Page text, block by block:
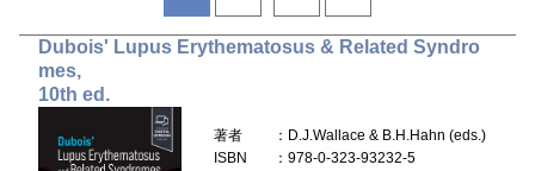
Dubois' Lupus Erythematosus & Related Syndro
mes,
10th ed.
著者
：D.J.Wallace & B.H.Hahn (eds.)
ISBN
：978-0-323-93232-5